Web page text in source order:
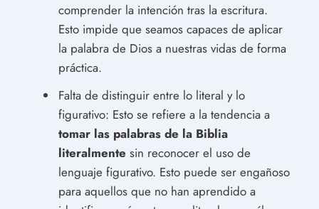
comprender la intención tras la escritura.
Esto impide que seamos capaces de aplicar
la palabra de Dios a nuestras vidas de forma
práctica.
Falta de distinguir entre lo literal y lo
figurativo: Esto se refiere a la tendencia a
tomar las palabras de la Biblia
literalmente sin reconocer el uso de
lenguaje figurativo. Esto puede ser engañoso
para aquellos que no han aprendido a